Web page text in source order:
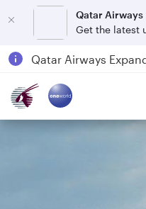
Qatar Airways
Get the latest